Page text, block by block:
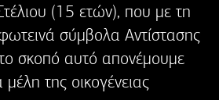
(15 ετών), που με τη
σύμβολα Αντίστασης
σκοπό αυτό απονέμουμε
μέλη της οικογένειας